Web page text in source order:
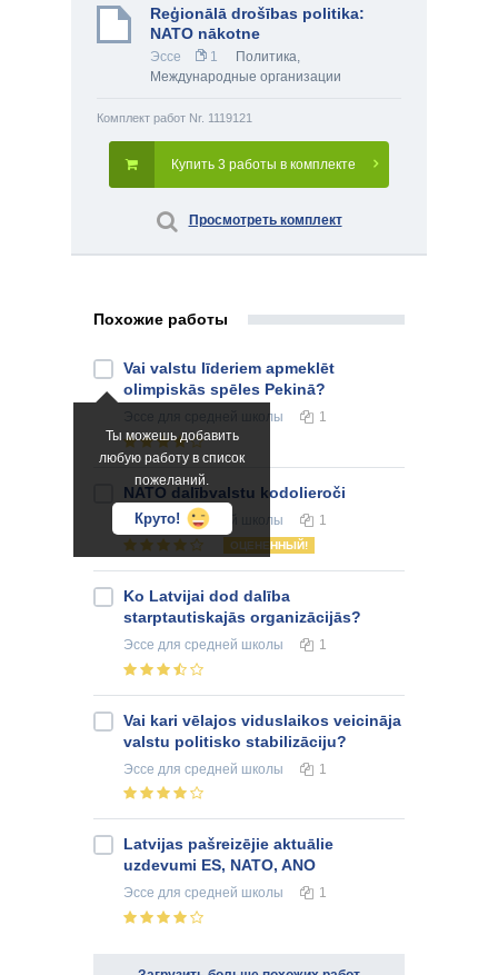
Reģionālā drošības politika:
NATO nākotne
Эссе 1 Политика,
Международные организации
Комплект работ Nr. 1119121
Купить 3 работы в комплекте
Просмотреть комплект
Похожие работы
Ты можешь добавить
любую работу в список
пожеланий.
Круто!
Vai valstu līderiem apmeklēt
olimpiskās spēles Pekinā?
для средней школы 1
NATO dalībvalstu kodolieroči
Эсседля средней школы 1
ОЦЕНЕННЫЙ!
Ko Latvijai dod dalība
starptautiskajās organizācijās?
Эссе для средней школы 1
Vai kari vēlajos viduslaikos veicināja
valstu politisko stabilizāciju?
Эссе для средней школы 1
Latvijas pašreizējie aktuālie
uzdevumi ES, NATO, ANO
Эссе для средней школы 1